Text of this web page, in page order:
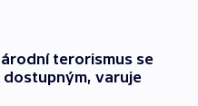
terorismus se
dostupným, varuje